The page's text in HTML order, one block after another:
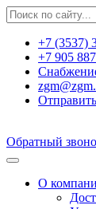
+7 (3537)
+7 905
Обратный
О